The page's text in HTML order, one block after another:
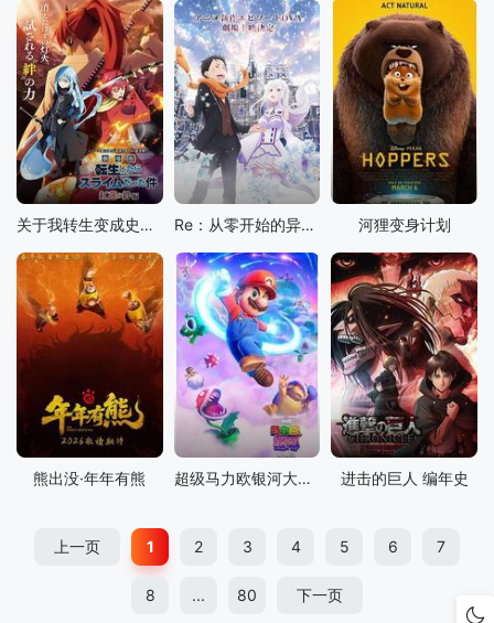
关于我转生变成史莱姆这档事 红莲之绊篇 Re：从零开始的异世界生活 雪之回忆 河狸变身计划
熊出没·年年有熊 超级马力欧银河大电影 进击的巨人 编年史
上一页 1 2 3 4 5 6 7
8 ... 80 下一页